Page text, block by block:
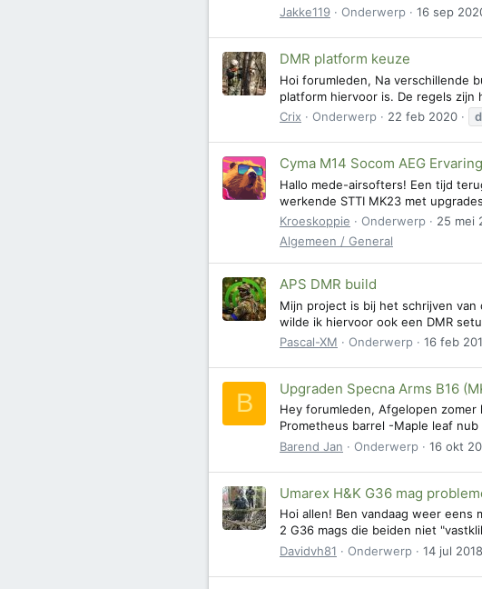
Jakke119
Onderwerp 16 sep
DMR platform keuze
Hoi forumleden, Na verschillende
platform hiervoor is. De regels zijn
Crix
Onderwerp 22 feb 2020
Cyma M14 Socom AEG
Hallo mede-airsofters! Een tijd
werkende STTI MK23 met
Kroeskoppie
Onderwerp 25 mei
Algemeen / General
APS DMR build
Mijn project is bij het schrijven van
wilde ik hiervoor ook een DMR
Pascal-XM
Onderwerp 16 feb
B Upgraden Specna Arms B16
Hey forumleden, Afgelopen zomer
Prometheus barrel -Maple leaf
Barend Jan
Onderwerp 16 okt
Umarex H&K G36 mag
Hoi allen! Ben vandaag weer
2 G36 mags die beiden niet
Davidvh81
Onderwerp 14 jul 2018